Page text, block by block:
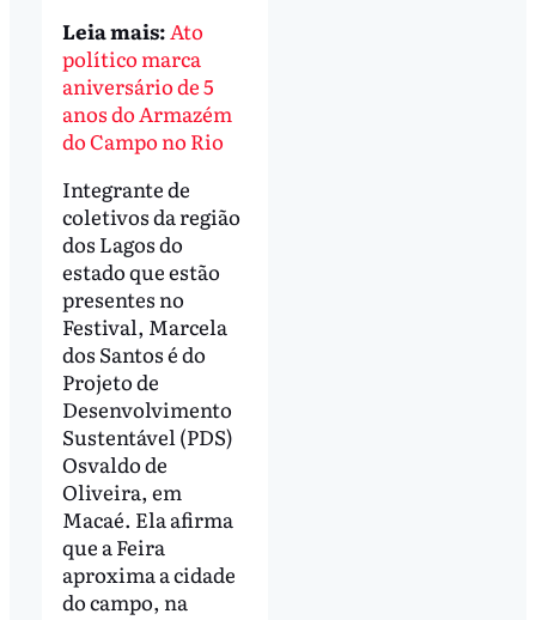
Leia mais:Ato
político marca
aniversário de 5
anos do Armazém
do Campo no Rio
Integrante de
coletivos da região
dos Lagos do
estado que estão
presentes no
Festival, Marcela
dos Santos é do
Projeto de
Desenvolvimento
Sustentável (PDS)
Osvaldo de
Oliveira, em
Macaé. Ela afirma
que a Feira
aproxima a cidade
do campo, na